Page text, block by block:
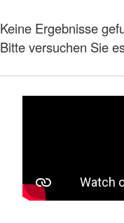
Keine Ergebnisse
Bitte versuchen Sie